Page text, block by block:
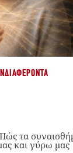
τα
και γύρω μας